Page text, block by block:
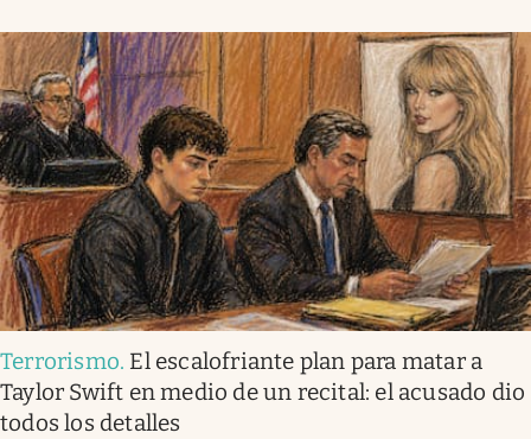
Terrorismo. El escalofriante plan para matar a
Taylor Swift en medio de un recital: el acusado dio
todos los detalles